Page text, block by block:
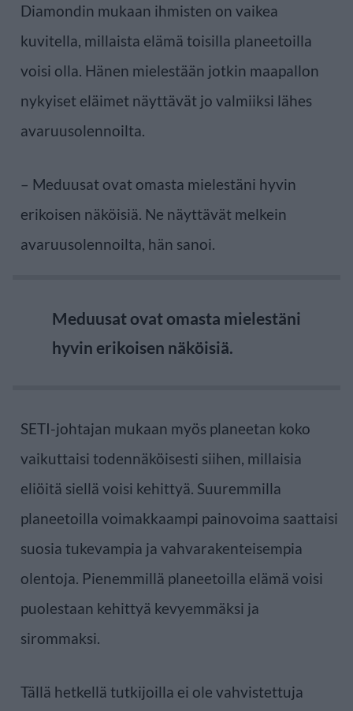
Diamondin mukaan ihmisten on vaikea
kuvitella, millaista elämä toisilla planeetoilla
voisi olla. Hänen mielestään jotkin maapallon
nykyiset eläimet näyttävät jo valmiiksi lähes
avaruusolennoilta.
– Meduusat ovat omasta mielestäni hyvin
erikoisen näköisiä. Ne näyttävät melkein
avaruusolennoilta, hän sanoi.
Meduusat ovat omasta mielestäni
hyvin erikoisen näköisiä.
SETI-johtajan mukaan myös planeetan koko
vaikuttaisi todennäköisesti siihen, millaisia
eliöitä siellä voisi kehittyä. Suuremmilla
planeetoilla voimakkaampi painovoima saattaisi
suosia tukevampia ja vahvarakenteisempia
olentoja. Pienemmillä planeetoilla elämä voisi
puolestaan kehittyä kevyemmäksi ja
sirommaksi.
Tällä hetkellä tutkijoilla ei ole vahvistettuja